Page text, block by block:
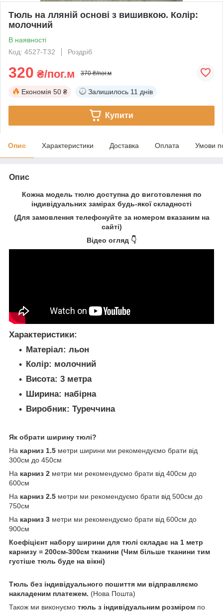
Тюль на лляній основі з вишивкою. Колір:
молочний
В наявності
Код: 4527-Т32
Роздріб
320 ₴/пог.м 370 ₴/пог.м
Економія 50 ₴ Залишилось 11 днів
Купити
Опис Характеристики Доставка Оплата Умови
Опис
Кожна модель тюлюдоступна до виготовлення по
індивідуальних замірах будь-якої складності
(Для замовлення телефонуйте за номером вказаним на
сайті)
Відео огляд 👇
Характеристики:
Матеріал: льон
Колір: молочний
Висота: 3 метра
Ширина: набірна
Виробник: Туреччина
Як обрати ширину тюлі?
На карниз 1.5 метри ширини ми рекомендуємо брати від
300см до 450см
На карниз 2 метри ми рекомендуємо брати від 400см до
600см
На карниз 2.5 метри ми рекомендуємо брати від 500см до
750см
На карниз 3 метри ми рекомендуємо брати від 600см до
900см
Коефіцієнт набору ширини для тюлі складає на 1 метр
карнизу = 200см-300см тканини (Чим більше тканини тим
густіше тюль буде на вікні)
Тюль без індивідуального пошиття ми відправляємо
накладеним платежем. (Нова Пошта)
Також ми виконуємо тюль з індивідуальним розміром по